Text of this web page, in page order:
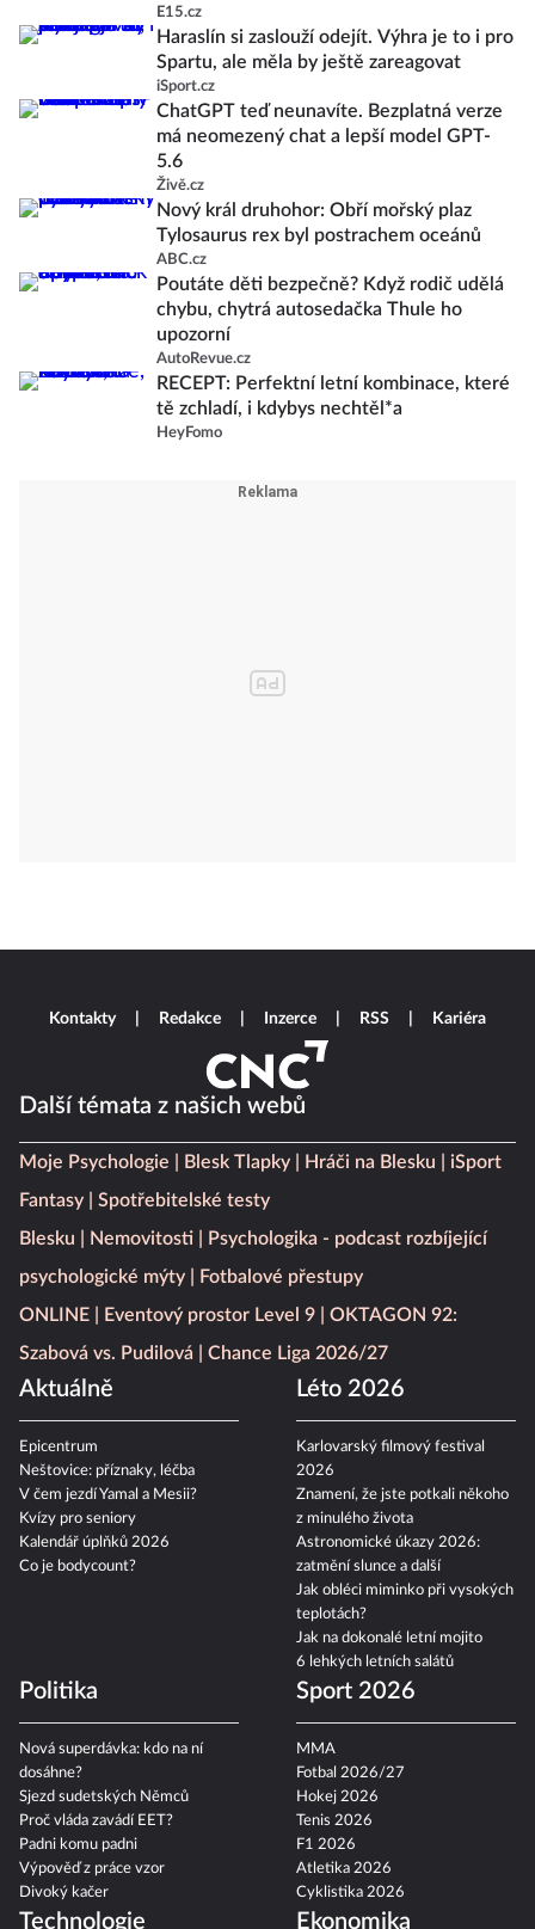
E15.cz
Haraslín si zaslouží odejít. Výhra je to i pro
Spartu, ale měla by ještě zareagovat
iSport.cz
ChatGPT teď neunavíte. Bezplatná verze
má neomezený chat a lepší model GPT-
5.6
Živě.cz
Nový král druhohor: Obří mořský plaz
Tylosaurus rex byl postrachem oceánů
ABC.cz
Poutáte děti bezpečně? Když rodič udělá
chybu, chytrá autosedačka Thule ho
upozorní
AutoRevue.cz
RECEPT: Perfektní letní kombinace, které
tě zchladí, i kdybys nechtěl*a
HeyFomo
Další témata z našich webů
Moje Psychologie Blesk Tlapky Hráči na Blesku
iSport
Fantasy
Spotřebitelské testy
Blesku
Nemovitosti
Psychologika - podcast rozbíjející
psychologické mýty
Fotbalové přestupy
ONLINE
Eventový prostor Level 9
OKTAGON 92:
Szabová vs. Pudilová
Chance Liga 2026/27
Aktuálně
Epicentrum
Neštovice: příznaky, léčba
V čem jezdí Yamal a Mesii?
Kvízy pro seniory
Kalendář úplňků 2026
Co je bodycount?
Léto 2026
Karlovarský filmový festival
2026
Znamení, že jste potkali někoho
z minulého života
Astronomické úkazy 2026:
zatmění slunce a další
Jak obléci miminko při vysokých
teplotách?
Jak na dokonalé letní mojito
6 lehkých letních salátů
Politika
Nová superdávka: kdo na ní
dosáhne?
Sjezd sudetských Němců
Proč vláda zavádí EET?
Padni komu padni
Výpověď z práce vzor
Divoký kačer
Sport 2026
MMA
Fotbal 2026/27
Hokej 2026
Tenis 2026
F1 2026
Atletika 2026
Cyklistika 2026
Technologie Ekonomika
Kontakty Redakce Inzerce RSS Kariéra